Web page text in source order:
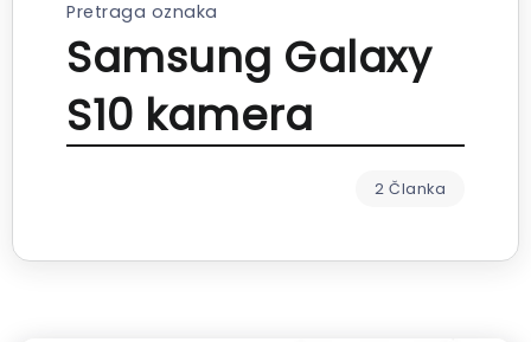
Pretraga oznaka
Samsung Galaxy
S10 kamera
2 Članka